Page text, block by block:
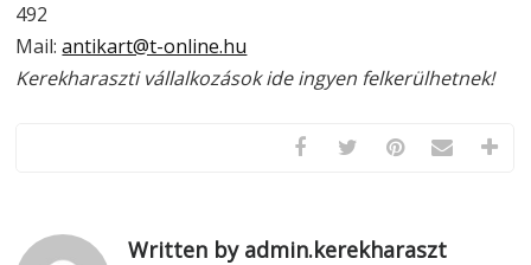
492
Mail:antikart@t-online.hu
Kerekharaszti vállalkozások ide ingyen felkerülhetnek!
Written by admin.kerekharaszt